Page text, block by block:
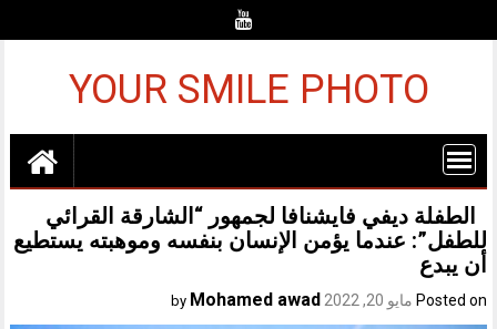
YOUR SMILE PHOTO
الطفلة ديفي فايشنافا لجمهور “الشارقة القرائي
للطفل”: عندما يؤمن الإنسان بنفسه وموهبته يستطيع
أن يبدع
Posted on مايو 20, 2022 Mohamed awad